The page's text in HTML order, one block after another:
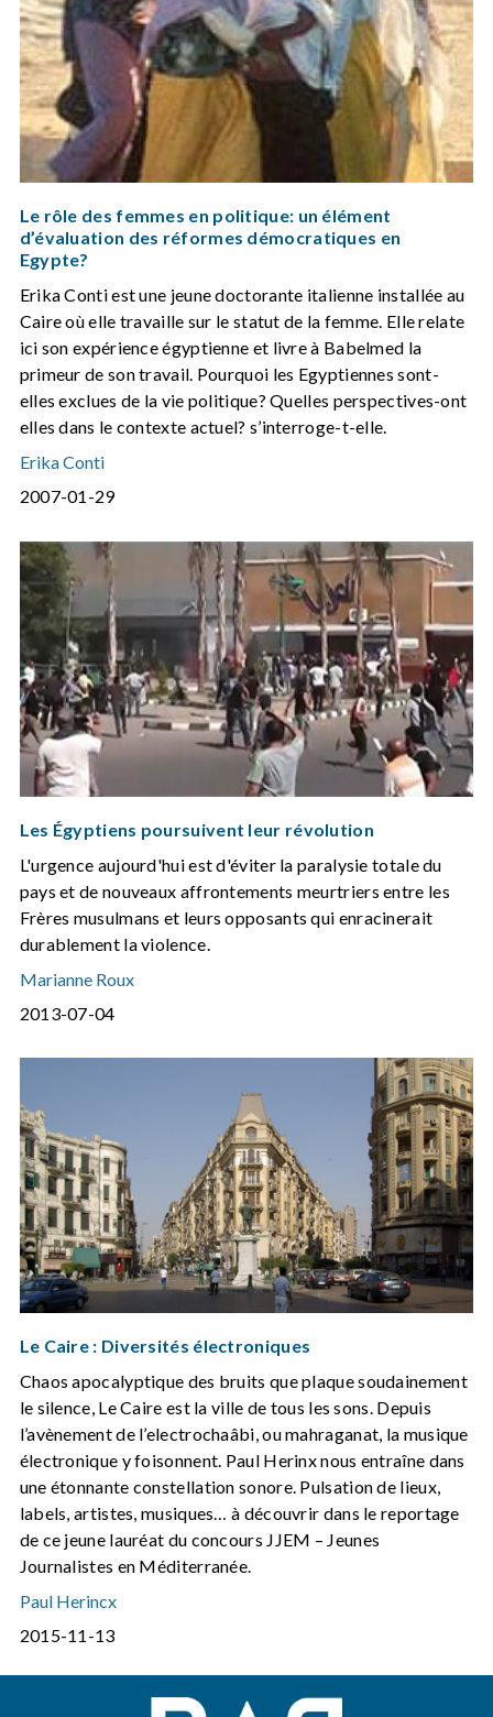
Le rôle des femmes en politique: un élément
d’évaluation des réformes démocratiques en
Egypte?
Erika Conti est une jeune doctorante italienne installée au
Caire où elle travaille sur le statut de la femme. Elle relate
ici son expérience égyptienne et livre à Babelmed la
primeur de son travail. Pourquoi les Egyptiennes sont-
elles exclues de la vie politique? Quelles perspectives-ont
elles dans le contexte actuel? s’interroge-t-elle.
Erika Conti
2007-01-29
Les Égyptiens poursuivent leur révolution
L'urgence aujourd'hui est d'éviter la paralysie totale du
pays et de nouveaux affrontements meurtriers entre les
Frères musulmans et leurs opposants qui enracinerait
durablement la violence.
Marianne Roux
2013-07-04
Le Caire : Diversités électroniques
Chaos apocalyptique des bruits que plaque soudainement
le silence, Le Caire est la ville de tous les sons. Depuis
l’avènement de l’electrochaâbi, ou mahraganat, la musique
électronique y foisonnent. Paul Herinx nous entraîne dans
une étonnante constellation sonore. Pulsation de lieux,
labels, artistes, musiques… à découvrir dans le reportage
de ce jeune lauréat du concours JJEM – Jeunes
Journalistes en Méditerranée.
Paul Herincx
2015-11-13